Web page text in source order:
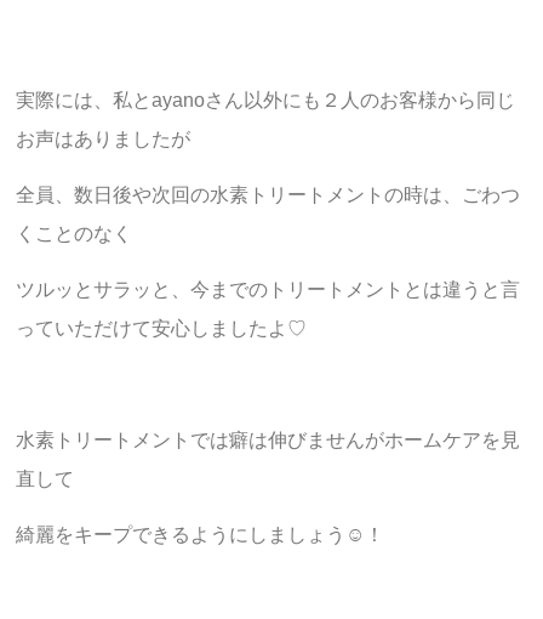
実際には、私とayanoさん以外にも２人のお客様から同じ
お声はありましたが
全員、数日後や次回の水素トリートメントの時は、ごわつ
くことのなく
ツルッとサラッと、今までのトリートメントとは違うと言
っていただけて安心しましたよ♡
水素トリートメントでは癖は伸びませんがホームケアを見
直して
綺麗をキープできるようにしましょう☺︎！